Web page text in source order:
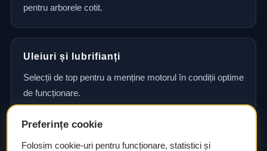
pentru arborele cotit.
Uleiuri și lubrifianți
Selecții de top pentru a menține motorul în condiții optime
de funcționare.
Consultanță și asistență tehnică
Preferințe cookie
Folosim cookie-uri pentru funcționare, statistici și